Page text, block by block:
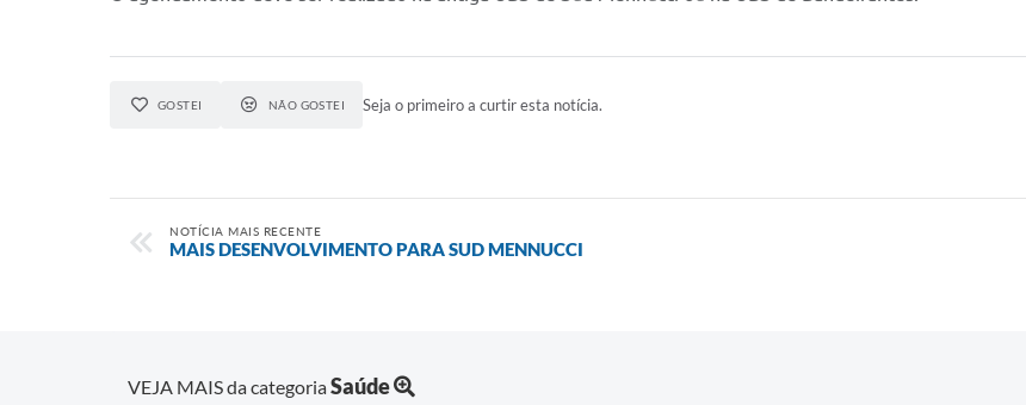
GOSTEI NÃO GOSTEI Seja o primeiro a curtir esta notícia.
NOTÍCIA MAIS RECENTE
MAIS DESENVOLVIMENTO PARA SUD MENNUCCI
VEJA MAIS da categoriaSaúde